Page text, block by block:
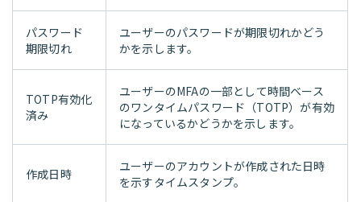
パスワード
期限切れ
ユーザーのパスワードが期限切れかどう
かを示します。
TOTP有効化
済み
ユーザーのMFAの一部として時間ベース
のワンタイムパスワード（TOTP）が有効
になっているかどうかを示します。
作成日時
ユーザーのアカウントが作成された日時
を示すタイムスタンプ。